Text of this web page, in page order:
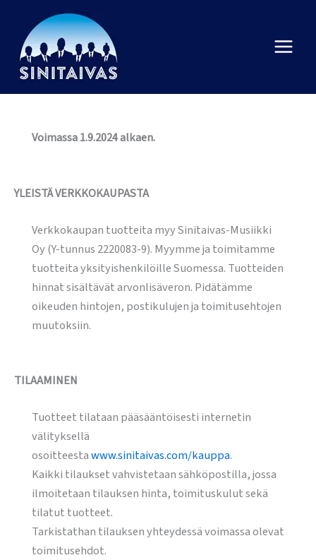
sisältöön
Voimassa 1.9.2024 alkaen.
YLEISTÄ VERKKOKAUPASTA
Verkkokaupan tuotteita myy Sinitaivas-Musiikki
Oy (Y-tunnus 2220083-9). Myymme ja toimitamme
tuotteita yksityishenkilöille Suomessa. Tuotteiden
hinnat sisältävät arvonlisäveron. Pidätämme
oikeuden hintojen, postikulujen ja toimitusehtojen
muutoksiin.
TILAAMINEN
Tuotteet tilataan pääsääntöisesti internetin
välityksellä
osoitteestawww.sinitaivas.com/kauppa.
Kaikki tilaukset vahvistetaan sähköpostilla, jossa
ilmoitetaan tilauksen hinta, toimituskulut sekä
tilatut tuotteet.
Tarkistathan tilauksen yhteydessä voimassa olevat
toimitusehdot.